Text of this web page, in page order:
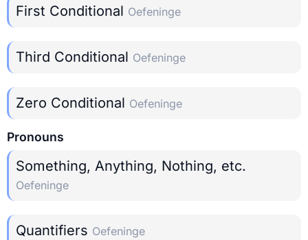
First Conditional Oefeninge
Third Conditional Oefeninge
Zero Conditional Oefeninge
Pronouns
Something, Anything, Nothing, etc.
Oefeninge
Quantifiers Oefeninge